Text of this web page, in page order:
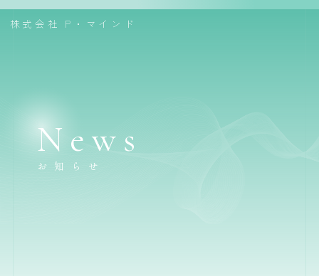
株式会社 P・マインド
News
お知らせ